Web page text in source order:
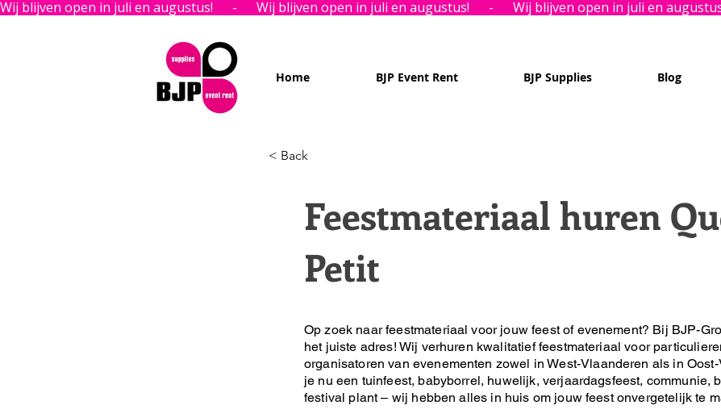
Wij blijven open in juli en augustus!      -
Home BJP Event Rent BJP Supplies Blog
< Back
Feestmateriaal huren
Petit
Op zoek naar feestmateriaal voor jouw feest of evenement? Bij BJP-
het juiste adres! Wij verhuren kwalitatief feestmateriaal voor
organisatoren van evenementen zowel in West-Vlaanderen als in
je nu een tuinfeest, babyborrel, huwelijk, verjaardagsfeest, communie,
festival plant – wij hebben alles in huis om jouw feest onvergetelijk te